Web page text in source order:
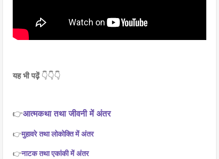
यह भी पढ़ें 👇👇👇
👉आत्मकथा तथा जीवनी में अंतर
👉मुहावरे तथा लोकोक्ति में अंतर
👉नाटक तथा एकांकी में अंतर